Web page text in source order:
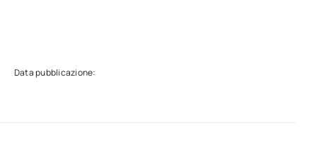
Data pubblicazione: